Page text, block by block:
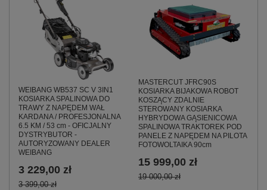
WEIBANG WB537 SC V 3IN1
KOSIARKA SPALINOWA DO
TRAWY Z NAPĘDEM WAŁ
KARDANA / PROFESJONALNA
6.5 KM / 53 cm - OFICJALNY
DYSTRYBUTOR -
AUTORYZOWANY DEALER
WEIBANG
3 229,00 zł
3 399,00 zł
MASTERCUT JFRC90S
KOSIARKA BIJAKOWA ROBOT
KOSZĄCY ZDALNIE
STEROWANY KOSIARKA
HYBRYDOWA GĄSIENICOWA
SPALINOWA TRAKTOREK POD
PANELE Z NAPĘDEM NA PILOTA
FOTOWOLTAIKA 90cm
15 999,00 zł
19 000,00 zł